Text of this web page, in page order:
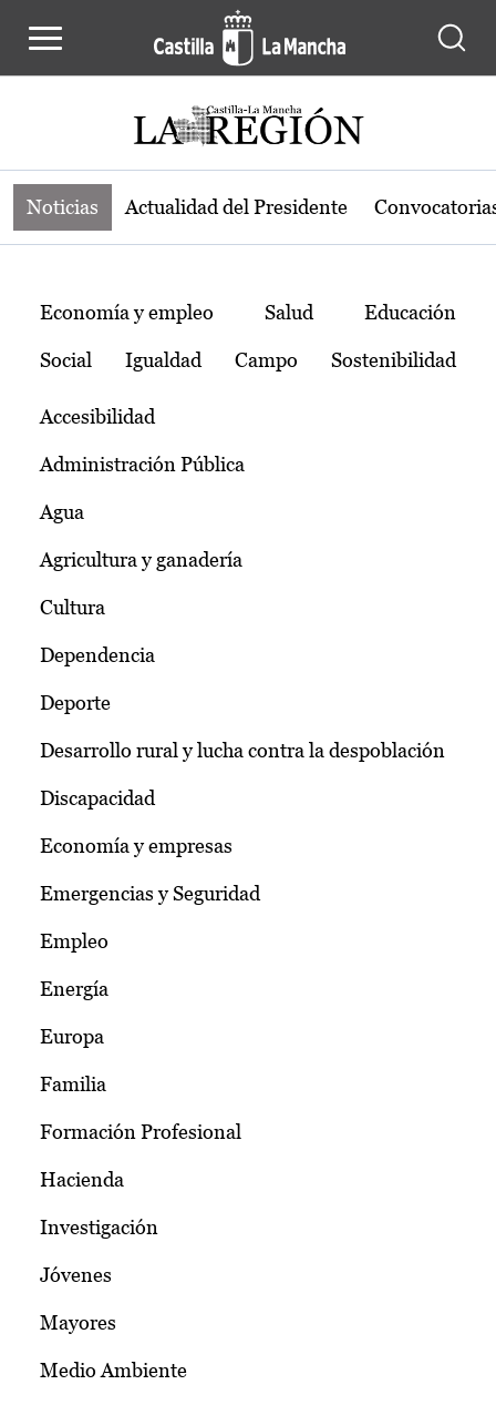
Noticias de la región de Castilla-La
Noticias Actualidad del Presidente
Temas
Economía y empleo Salud Educación
Social Igualdad Campo Sostenibilidad
Accesibilidad
Administración Pública
Agua
Agricultura y ganadería
Cultura
Dependencia
Deporte
Desarrollo rural y lucha contra la despoblación
Discapacidad
Economía y empresas
Emergencias y Seguridad
Empleo
Energía
Europa
Familia
Formación Profesional
Hacienda
Investigación
Jóvenes
Mayores
Medio Ambiente